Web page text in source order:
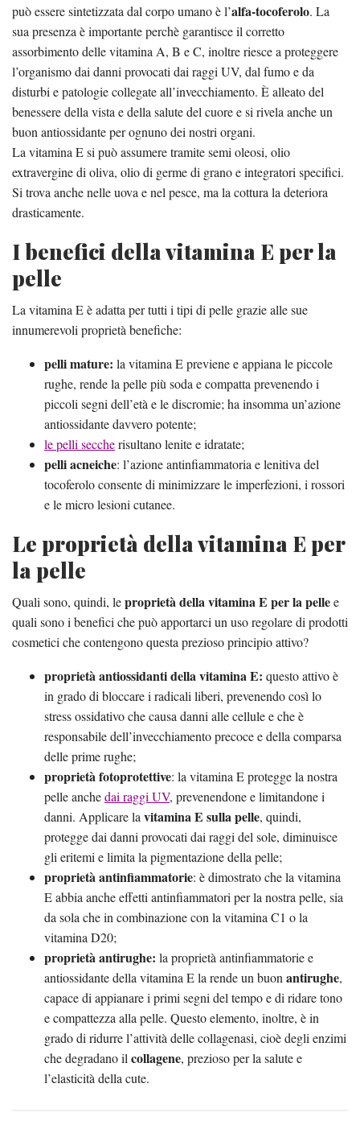
può essere sintetizzata dal corpo umano è l’alfa-tocoferolo. La
sua presenza è importante perchè garantisce il corretto
assorbimento delle vitamina A, B e C, inoltre riesce a proteggere
l’organismo dai danni provocati dai raggi UV, dal fumo e da
disturbi e patologie collegate all’invecchiamento. È alleato del
benessere della vista e della salute del cuore e si rivela anche un
buon antiossidante per ognuno dei nostri organi.
La vitamina E si può assumere tramite semi oleosi, olio
extravergine di oliva, olio di germe di grano e integratori specifici.
Si trova anche nelle uova e nel pesce, ma la cottura la deteriora
drasticamente.
I benefici della vitamina E per la
pelle
La vitamina E è adatta per tutti i tipi di pelle grazie alle sue
innumerevoli proprietà benefiche:
pelli mature: la vitamina E previene e appiana le piccole
rughe, rende la pelle più soda e compatta prevenendo i
piccoli segni dell’età e le discromie; ha insomma un’azione
antiossidante davvero potente;
le pelli seccherisultano lenite e idratate;
pelli acneiche: l’azione antinfiammatoria e lenitiva del
tocoferolo consente di minimizzare le imperfezioni, i rossori
e le micro lesioni cutanee.
Le proprietà della vitamina E per
la pelle
Quali sono, quindi, leproprietà della vitamina E per la pellee
quali sono i benefici che può apportarci un uso regolare di prodotti
cosmetici che contengono questa prezioso principio attivo?
proprietà antiossidanti della vitamina E: questo attivo è
in grado di bloccare i radicali liberi, prevenendo così lo
stress ossidativo che causa danni alle cellule e che è
responsabile dell’invecchiamento precoce e della comparsa
delle prime rughe;
proprietà fotoprotettive: la vitamina E protegge la nostra
pelle anchedai raggi UV, prevenendone e limitandone i
danni. Applicare la vitamina E sulla pelle, quindi,
protegge dai danni provocati dai raggi del sole, diminuisce
gli eritemi e limita la pigmentazione della pelle;
proprietà antinfiammatorie: è dimostrato che la vitamina
E abbia anche effetti antinfiammatori per la nostra pelle, sia
da sola che in combinazione con la vitamina C1 o la
vitamina D20;
proprietà antirughe: la proprietà antinfiammatorie e
antiossidante della vitamina E la rende un buon antirughe,
capace di appianare i primi segni del tempo e di ridare tono
e compattezza alla pelle. Questo elemento, inoltre, è in
grado di ridurre l’attività delle collagenasi, cioè degli enzimi
che degradano il collagene, prezioso per la salute e
l’elasticità della cute.